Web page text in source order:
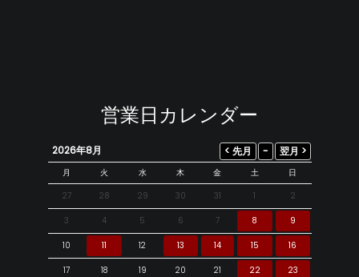
営業日カレンダー
2026年8月
月 火 水 木 金 土
日
27
28 29 30 31 1 2
3 4 5 6 7 8 9
10 11 12 13 14 15 16
17 18 19 20 21 22 23